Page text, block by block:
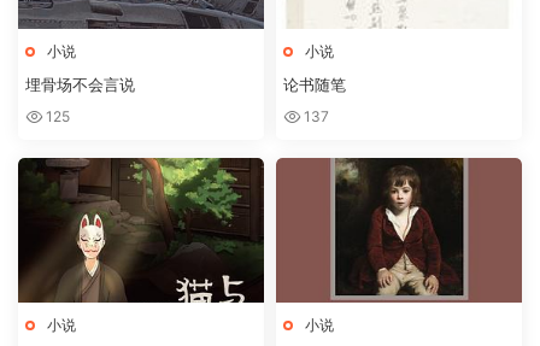
小说
埋骨场不会言说
125
小说
论书随笔
137
小说 小说